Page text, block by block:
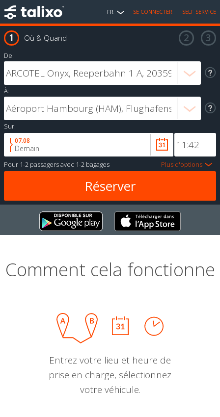
FR SE CONNECTER SELF SERVICE
Où & Quand
De:
À:
Sur:
07.08
Demain
Pour 1-2 passagersavec 1-2 bagages Plus d'options
Comment cela fonctionne
Entrez votre lieu et heure de
prise en charge, sélectionnez
votre véhicule.